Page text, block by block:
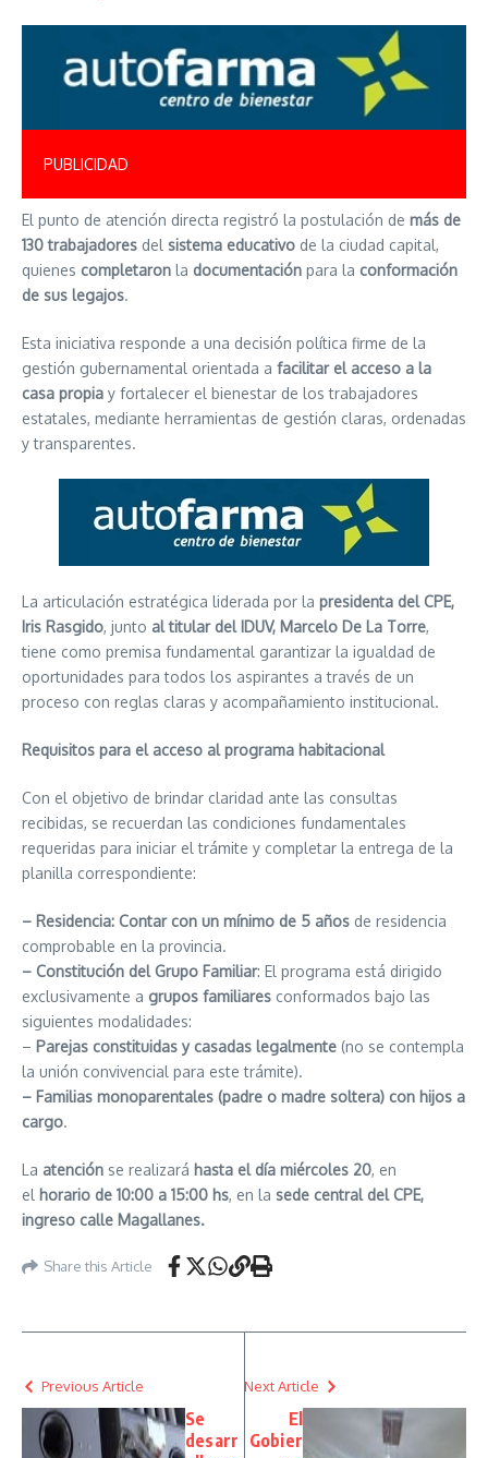
PUBLICIDAD
El punto de atención directa registró la postulación de más de
130 trabajadores del sistema educativo de la ciudad capital,
quienes completaron la documentación para la conformación
de sus legajos.
Esta iniciativa responde a una decisión política firme de la
gestión gubernamental orientada a facilitar el acceso a la
casa propia y fortalecer el bienestar de los trabajadores
estatales, mediante herramientas de gestión claras, ordenadas
y transparentes.
La articulación estratégica liderada por la presidenta del CPE,
Iris Rasgido, junto al titular del IDUV, Marcelo De La Torre,
tiene como premisa fundamental garantizar la igualdad de
oportunidades para todos los aspirantes a través de un
proceso con reglas claras y acompañamiento institucional.
Requisitos para el acceso al programa habitacional
Con el objetivo de brindar claridad ante las consultas
recibidas, se recuerdan las condiciones fundamentales
requeridas para iniciar el trámite y completar la entrega de la
planilla correspondiente:
– Residencia: Contar con un mínimo de 5 años de residencia
comprobable en la provincia.
– Constitución del Grupo Familiar: El programa está dirigido
exclusivamente a grupos familiares conformados bajo las
siguientes modalidades:
– Parejas constituidas y casadas legalmente (no se contempla
la unión convivencial para este trámite).
– Familias monoparentales (padre o madre soltera) con hijos a
cargo.
La atención se realizará hasta el día miércoles 20, en
el horario de 10:00 a 15:00 hs, en la sede central del CPE,
ingreso calle Magallanes.
Share this Article
Previous Article
Se
desarr
Next Article
El
Gobier